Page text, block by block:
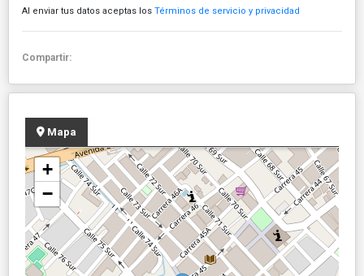
Al enviar tus datos aceptas los Términos de servicio y privacidad
Compartir:
Mapa
+
−